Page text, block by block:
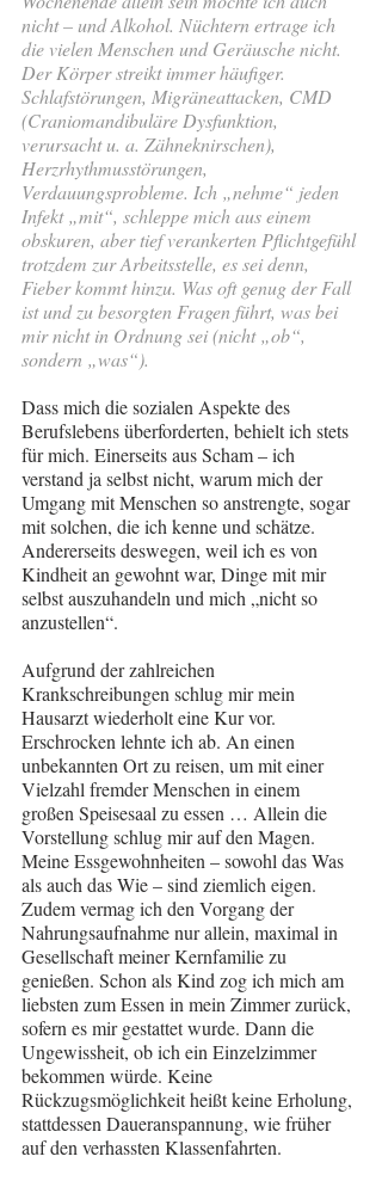
nicht – und Alkohol. Nüchtern ertrage ich
die vielen Menschen und Geräusche nicht.
Der Körper streikt immer häufiger.
Schlafstörungen, Migräneattacken, CMD
(Craniomandibuläre Dysfunktion,
verursacht u. a. Zähneknirschen),
Herzrhythmusstörungen,
Verdauungsprobleme. Ich „nehme“ jeden
Infekt „mit“, schleppe mich aus einem
obskuren, aber tief verankerten Pflichtgefühl
trotzdem zur Arbeitsstelle, es sei denn,
Fieber kommt hinzu. Was oft genug der Fall
ist und zu besorgten Fragen führt, was bei
mir nicht in Ordnung sei (nicht „ob“,
sondern „was“).
Dass mich die sozialen Aspekte des
Berufslebens überforderten, behielt ich stets
für mich. Einerseits aus Scham – ich
verstand ja selbst nicht, warum mich der
Umgang mit Menschen so anstrengte, sogar
mit solchen, die ich kenne und schätze.
Andererseits deswegen, weil ich es von
Kindheit an gewohnt war, Dinge mit mir
selbst auszuhandeln und mich „nicht so
anzustellen“.
Aufgrund der zahlreichen
Krankschreibungen schlug mir mein
Hausarzt wiederholt eine Kur vor.
Erschrocken lehnte ich ab. An einen
unbekannten Ort zu reisen, um mit einer
Vielzahl fremder Menschen in einem
großen Speisesaal zu essen … Allein die
Vorstellung schlug mir auf den Magen.
Meine Essgewohnheiten – sowohl das Was
als auch das Wie – sind ziemlich eigen.
Zudem vermag ich den Vorgang der
Nahrungsaufnahme nur allein, maximal in
Gesellschaft meiner Kernfamilie zu
genießen. Schon als Kind zog ich mich am
liebsten zum Essen in mein Zimmer zurück,
sofern es mir gestattet wurde. Dann die
Ungewissheit, ob ich ein Einzelzimmer
bekommen würde. Keine
Rückzugsmöglichkeit heißt keine Erholung,
stattdessen Daueranspannung, wie früher
auf den verhassten Klassenfahrten.